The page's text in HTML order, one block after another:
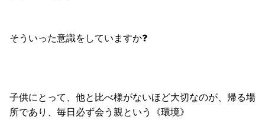
そういった意識をしていますか❓
子供にとって、他と比べ様がないほど大切なのが、帰る場
所であり、毎日必ず会う親という《環境》